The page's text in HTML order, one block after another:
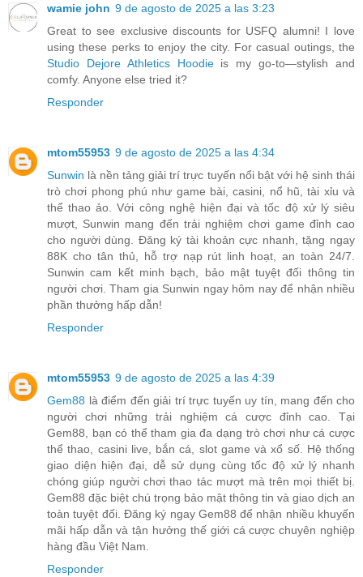
wamie john 9 de agosto de 2025 a las 3:23
Great to see exclusive discounts for USFQ alumni! I love
using these perks to enjoy the city. For casual outings, the
Studio Dejore Athletics Hoodieis my go-to—stylish and
comfy. Anyone else tried it?
Responder
mtom55953 9 de agosto de 2025 a las 4:34
Sunwin là nền tảng giải trí trực tuyến nổi bật với hệ sinh thái
trò chơi phong phú như game bài, casini, nổ hũ, tài xỉu và
thể thao ảo. Với công nghệ hiện đại và tốc độ xử lý siêu
mượt, Sunwin mang đến trải nghiệm chơi game đỉnh cao
cho người dùng. Đăng ký tài khoản cực nhanh, tặng ngay
88K cho tân thủ, hỗ trợ nạp rút linh hoạt, an toàn 24/7.
Sunwin cam kết minh bạch, bảo mật tuyệt đối thông tin
người chơi. Tham gia Sunwin ngay hôm nay để nhận nhiều
phần thưởng hấp dẫn!
Responder
mtom55953 9 de agosto de 2025 a las 4:39
Gem88 là điểm đến giải trí trực tuyến uy tín, mang đến cho
người chơi những trải nghiệm cá cược đỉnh cao. Tại
Gem88, bạn có thể tham gia đa dạng trò chơi như cá cược
thể thao, casini live, bắn cá, slot game và xổ số. Hệ thống
giao diện hiện đại, dễ sử dụng cùng tốc độ xử lý nhanh
chóng giúp người chơi thao tác mượt mà trên mọi thiết bị.
Gem88 đặc biệt chú trọng bảo mật thông tin và giao dịch an
toàn tuyệt đối. Đăng ký ngay Gem88 để nhận nhiều khuyến
mãi hấp dẫn và tận hưởng thế giới cá cược chuyên nghiệp
hàng đầu Việt Nam.
Responder